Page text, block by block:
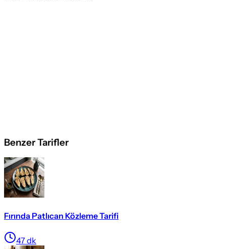
Benzer Tarifler
Fırında Patlıcan Közleme Tarifi
47 dk